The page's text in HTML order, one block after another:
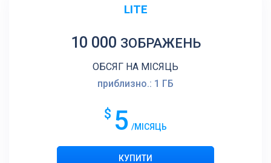
LITE
10 000 ЗОБРАЖЕНЬ
ОБСЯГ НА МІСЯЦЬ
приблизно.: 1 ГБ
$ 5 /МІСЯЦЬ